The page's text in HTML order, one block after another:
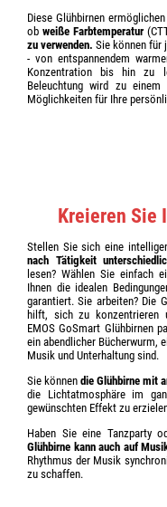
Diese Glühbirnen
ob weiße Farbtemperatur
zu verwenden. Sie können für
- von entspannendem
Konzentration bis hin zu
Beleuchtung wird zu einem
Möglichkeiten für Ihre
Kreieren Sie
Stellen Sie sich eine
nach Tätigkeit
lesen? Wählen Sie einfach
Ihnen die idealen
garantiert. Sie arbeiten? Die
hilft, sich zu konzentrieren
EMOS GoSmart Glühbirnen
ein abendlicher Bücherwurm,
Musik und Unterhaltung sind.
Sie können die Glühbirne mit
die Lichtatmosphäre im
gewünschten Effekt zu
Haben Sie eine Tanzparty
Glühbirne kann auch auf
Rhythmus der Musik
zu schaffen.